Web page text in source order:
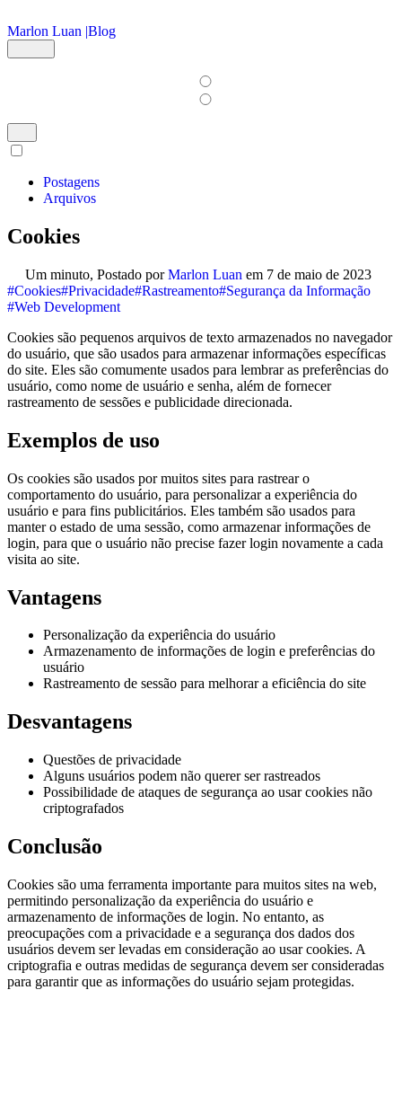
Marlon Luan |Blog
Postagens
Arquivos
Cookies
Um minuto, Postado porMarlon Luan em 7 de maio de 2023
#Cookies#Privacidade#Rastreamento#Segurança da Informação
#Web Development
Cookies são pequenos arquivos de texto armazenados no navegador
do usuário, que são usados para armazenar informações específicas
do site. Eles são comumente usados para lembrar as preferências do
usuário, como nome de usuário e senha, além de fornecer
rastreamento de sessões e publicidade direcionada.
Exemplos de uso
Os cookies são usados por muitos sites para rastrear o
comportamento do usuário, para personalizar a experiência do
usuário e para fins publicitários. Eles também são usados para
manter o estado de uma sessão, como armazenar informações de
login, para que o usuário não precise fazer login novamente a cada
visita ao site.
Vantagens
Personalização da experiência do usuário
Armazenamento de informações de login e preferências do
usuário
Rastreamento de sessão para melhorar a eficiência do site
Desvantagens
Questões de privacidade
Alguns usuários podem não querer ser rastreados
Possibilidade de ataques de segurança ao usar cookies não
criptografados
Conclusão
Cookies são uma ferramenta importante para muitos sites na web,
permitindo personalização da experiência do usuário e
armazenamento de informações de login. No entanto, as
preocupações com a privacidade e a segurança dos dados dos
usuários devem ser levadas em consideração ao usar cookies. A
criptografia e outras medidas de segurança devem ser consideradas
para garantir que as informações do usuário sejam protegidas.